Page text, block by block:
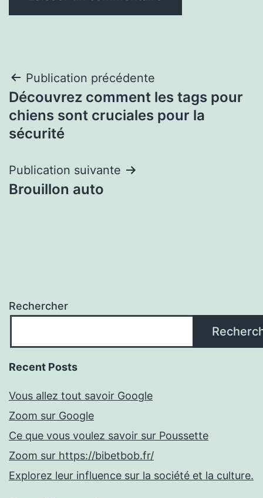
Navigation
de
l’article
Publication précédente
Découvrez comment les tags pour
chiens sont cruciales pour la
sécurité
Publication suivante
Brouillon auto
Rechercher
Recent Posts
Vous allez tout savoir Google
Zoom sur Google
Ce que vous voulez savoir sur Poussette
Zoom sur https://bibetbob.fr/
Explorez leur influence sur la société et la culture.